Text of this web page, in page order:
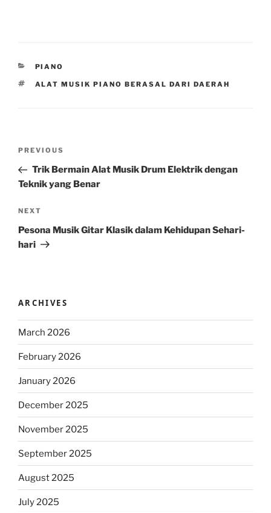
CATEGORIES
PIANO
TAGS
ALAT MUSIK PIANO BERASAL DARI DAERAH
Previous
Post
PREVIOUS
Trik Bermain Alat Musik Drum Elektrik dengan
Teknik yang Benar
Next
Post
NEXT
Pesona Musik Gitar Klasik dalam Kehidupan Sehari-
hari
ARCHIVES
March 2026
February 2026
January 2026
December 2025
November 2025
September 2025
August 2025
July 2025